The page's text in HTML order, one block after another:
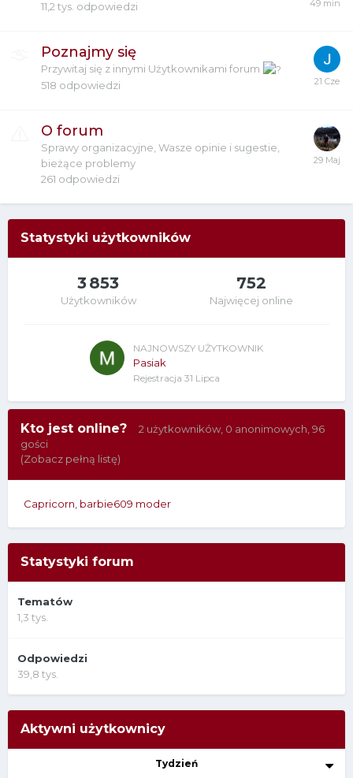
11,2 tys. odpowiedzi
Poznajmy się
Przywitaj się z innymi Użytkownikami forum
518 odpowiedzi
O forum
Sprawy organizacyjne, Wasze opinie i sugestie,
bieżące problemy
261 odpowiedzi
Statystyki użytkowników
3 853
Użytkowników
752
Najwięcej online
NAJNOWSZY UŻYTKOWNIK
Pasiak
Rejestracja 31 Lipca
Kto jest online? 2 użytkowników, 0 anonimowych, 96
gości
(Zobacz pełną listę)
Capricorn barbie609 moder
Statystyki forum
Tematów
1,3 tys.
Odpowiedzi
39,8 tys.
Aktywni użytkownicy
Tydzień